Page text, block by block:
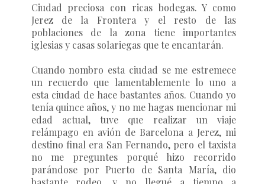
Ciudad preciosa con ricas bodegas. Y como
Jerez de la Frontera y el resto de las
poblaciones de la zona tiene importantes
iglesias y casas solariegas que te encantarán.
Cuando nombro esta ciudad se me estremece
un recuerdo que lamentablemente lo uno a
esta ciudad de hace bastantes años. Cuando yo
tenía quince años, y no me hagas mencionar mi
edad actual, tuve que realizar un viaje
relámpago en avión de Barcelona a Jerez, mi
destino final era San Fernando, pero el taxista
no me preguntes porqué hizo recorrido
parándose por Puerto de Santa María, dio